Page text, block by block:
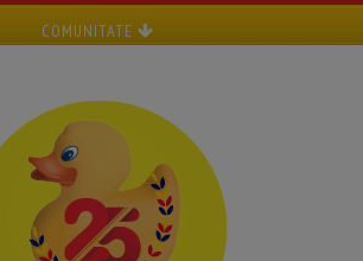
COMUNITATE